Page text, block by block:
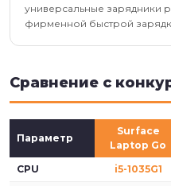
универсальные зарядники
фирменной быстрой
Сравнение с
Параметр
Surface
Laptop Go
CPU
i5-1035G1